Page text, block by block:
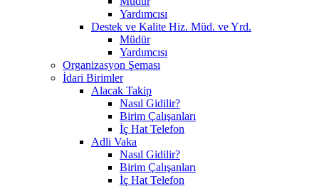
Yardımcısı
Destek ve Kalite Hiz. Müd. ve Yrd.
Müdür
Yardımcısı
Organizasyon Şeması
İdari Birimler
Alacak Takip
Nasıl Gidilir?
Birim Çalışanları
İç Hat Telefon
Adli Vaka
Nasıl Gidilir?
Birim Çalışanları
İç Hat Telefon